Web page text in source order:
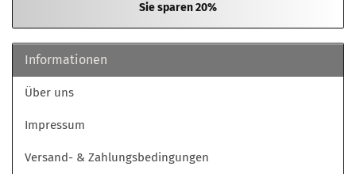
Sie sparen 20%
Informationen
Über uns
Impressum
Versand- & Zahlungsbedingungen